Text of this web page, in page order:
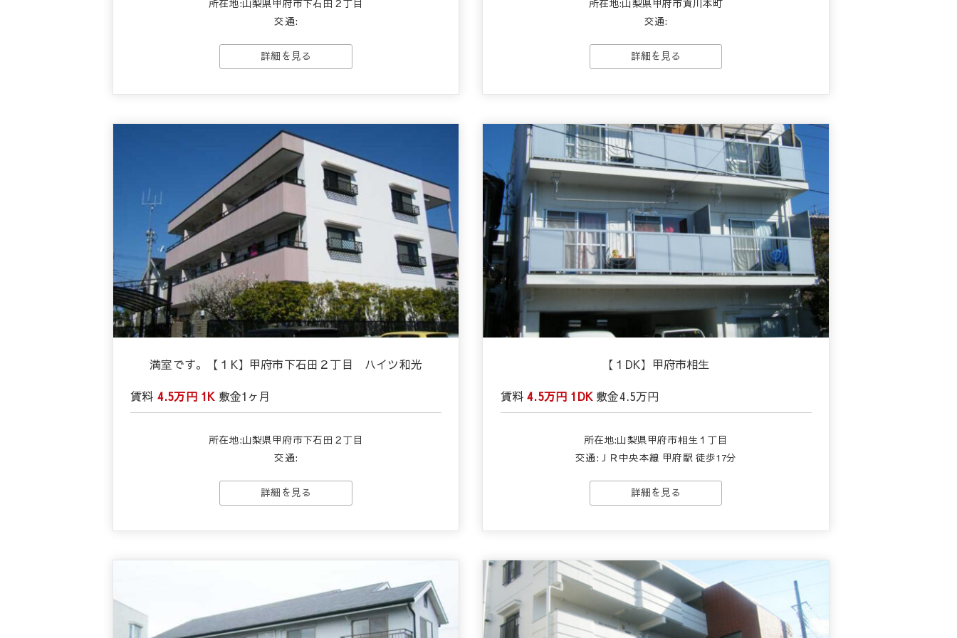
所在地:山梨県甲府市下石田２丁目
交通:
詳細を見る
所在地:山梨県甲府市貢川本町
交通:
詳細を見る
満室です。【１K】甲府市下石田２丁目 ハイツ和光
賃料 4.5万円 1K 敷金1ヶ月
所在地:山梨県甲府市下石田２丁目
交通:
詳細を見る
【１DK】甲府市相生
賃料4.5万円 1DK 敷金4.5万円
所在地:山梨県甲府市相生１丁目
交通:ＪＲ中央本線 甲府駅 徒歩17分
詳細を見る